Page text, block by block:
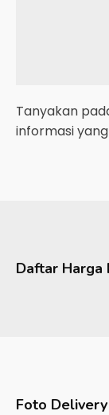
Tanyakan
informasi
Daftar Harga
Foto